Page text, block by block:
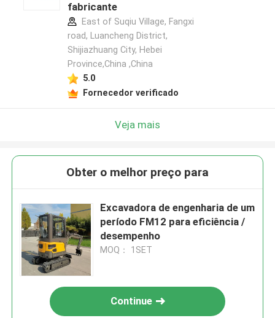
fabricante
East of Suqiu Village, Fangxi
road, Luancheng District,
Shijiazhuang City, Hebei
Province,China ,China
5.0
Fornecedor verificado
Veja mais
Obter o melhor preço para
Excavadora de engenharia de um
período FM12 para eficiência /
desempenho
MOQ： 1SET
Continue